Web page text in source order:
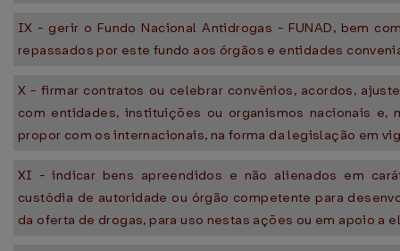
IX - gerir o Fundo Nacional Antidrogas - FUNAD, bem
repassados por este fundo aos órgãos e entidades
X - firmar contratos ou celebrar convênios, acordos,
com entidades, instituições ou organismos nacionais e,
propor com os internacionais, na forma da legislação em
XI - indicar bens apreendidos e não alienados em
custódia de autoridade ou órgão competente para
da oferta de drogas, para uso nestas ações ou em apoio a